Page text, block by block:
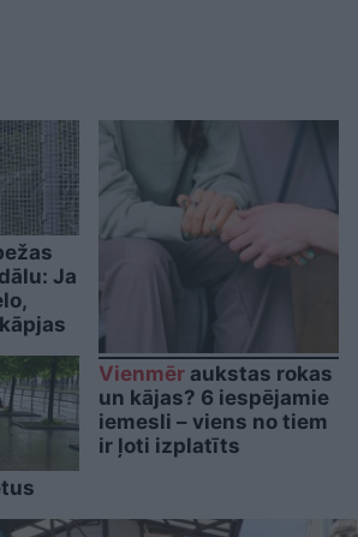
Ja
Vienmēr aukstas rokas
un kājas? 6 iespējamie
iemesli – viens no tiem
ir ļoti izplatīts